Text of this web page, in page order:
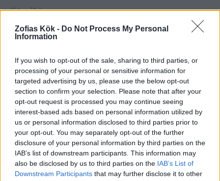
Zofias Kök - Do Not Process My Personal
Information
If you wish to opt-out of the sale, sharing to third parties, or
processing of your personal or sensitive information for
targeted advertising by us, please use the below opt-out
section to confirm your selection. Please note that after your
opt-out request is processed you may continue seeing
interest-based ads based on personal information utilized by
us or personal information disclosed to third parties prior to
your opt-out. You may separately opt-out of the further
disclosure of your personal information by third parties on the
IAB’s list of downstream participants. This information may
also be disclosed by us to third parties on the IAB’s List of
Downstream Participants that may further disclose it to other
Gör såhär:
: Rör ut jästen i vattnet i en bunke. Blanda i
olja och salt. Häll i hälften vetemjöl och blanda in, med
till en kladdig deg.
Täck med plastfolie. Låt jäsa i rumstemperatur ca 1 tim.
Ställ sedan bunken in i kylen över natten minst 10 tim.
På morgonen:Värn upp ugnen på 225 grader.
Släpp upp degen på mjölat bakbord. Knåda inte utan
gör till en rektangel ca 2 cm tjock och skär till ca 4 st
ciabattabröd eller så stora bitar man önskar. Lägg över
på plåten kläd med bakplåtspapper ( strö på även mjöl
på bakplåtspapper) strö sedan över lite mjöl eller
mannagryn på på brödet.
Grädda mitt i ugnen på 225 grader i ca 18-20 minuter,